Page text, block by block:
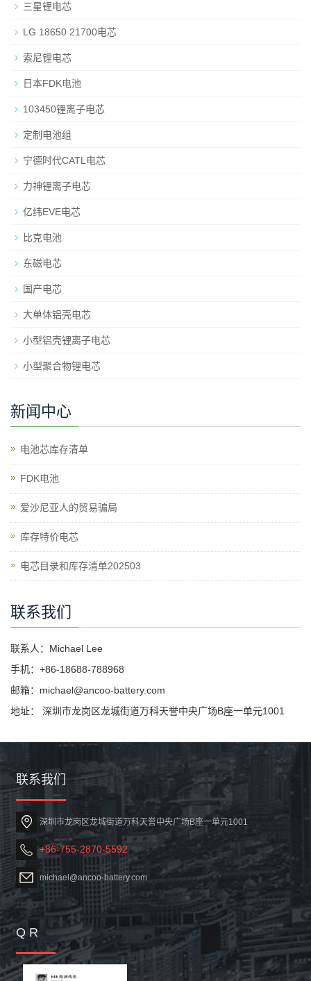
三星锂电芯
LG 18650 21700电芯
索尼锂电芯
日本FDK电池
103450锂离子电芯
定制电池组
宁德时代CATL电芯
力神锂离子电芯
亿纬EVE电芯
比克电池
东磁电芯
国产电芯
大单体铝壳电芯
小型铝壳锂离子电芯
小型聚合物锂电芯
新闻中心
电池芯库存清单
​FDK电池
爱沙尼亚人的贸易骗局
库存特价电芯
电芯目录和库存清单202503
联系我们
联系人：Michael Lee
手机：+86-18688-788968
邮箱：michael@ancoo-battery.com
地址： 深圳市龙岗区龙城街道万科天誉中央广场B座一单元1001
联系我们
深圳市龙岗区龙城街道万科天誉中央广场B座一单元1001
+86-755-2870-5592
michael@ancoo-battery.com
Q R